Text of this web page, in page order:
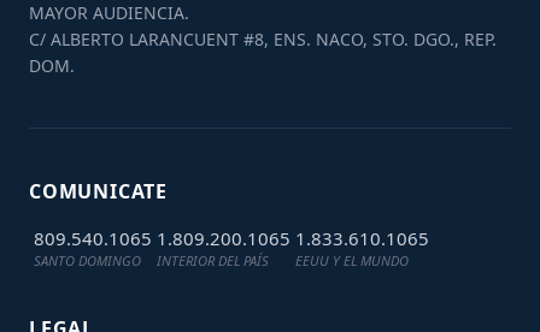
MAYOR AUDIENCIA.
C/ ALBERTO LARANCUENT #8, ENS. NACO, STO. DGO., REP.
DOM.
COMUNICATE
809.540.1065
SANTO DOMINGO
1.809.200.1065
INTERIOR DEL PAÍS
1.833.610.1065
EEUU Y EL MUNDO